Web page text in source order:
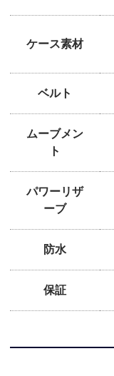
ケース素材
ベルト
ムーブメン
ト
パワーリザ
ーブ
防水
保証